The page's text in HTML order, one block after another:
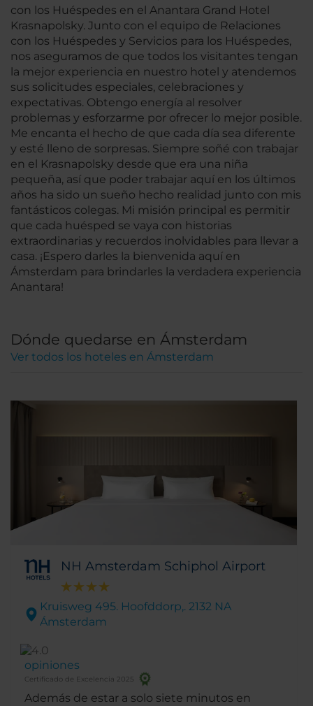
con los Huéspedes en el Anantara Grand Hotel
Krasnapolsky. Junto con el equipo de Relaciones
con los Huéspedes y Servicios para los Huéspedes,
nos aseguramos de que todos los visitantes tengan
la mejor experiencia en nuestro hotel y atendemos
sus solicitudes especiales, celebraciones y
expectativas. Obtengo energía al resolver
problemas y esforzarme por ofrecer lo mejor posible.
Me encanta el hecho de que cada día sea diferente
y esté lleno de sorpresas. Siempre soñé con trabajar
en el Krasnapolsky desde que era una niña
pequeña, así que poder trabajar aquí en los últimos
años ha sido un sueño hecho realidad junto con mis
fantásticos colegas. Mi misión principal es permitir
que cada huésped se vaya con historias
extraordinarias y recuerdos inolvidables para llevar a
casa. ¡Espero darles la bienvenida aquí en
Ámsterdam para brindarles la verdadera experiencia
Anantara!
Dónde quedarse en Ámsterdam
Ver todos los hoteles en Ámsterdam
NH Amsterdam Schiphol Airport
Kruisweg 495. Hoofddorp,. 2132 NA
Ámsterdam
opiniones
Certificado de Excelencia 2025
Además de estar a solo siete minutos en